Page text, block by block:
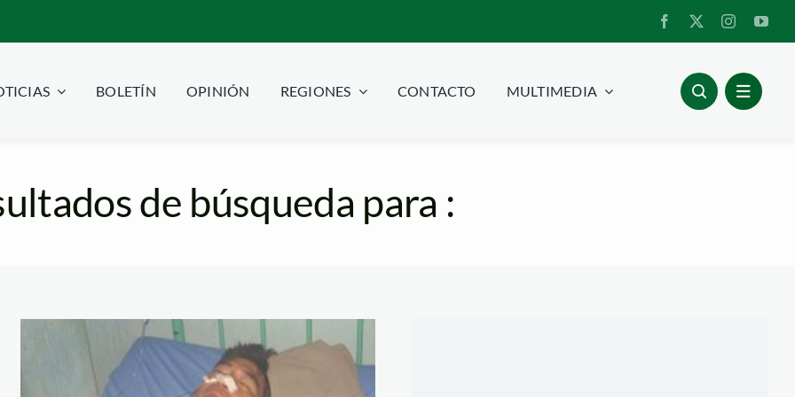
BOLETÍN OPINIÓN REGIONES CONTACTO MULTIMEDIA
de búsqueda para :